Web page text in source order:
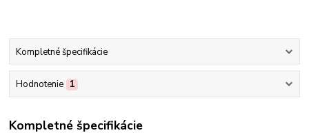
Kompletné špecifikácie
Hodnotenie 1
Kompletné špecifikácie